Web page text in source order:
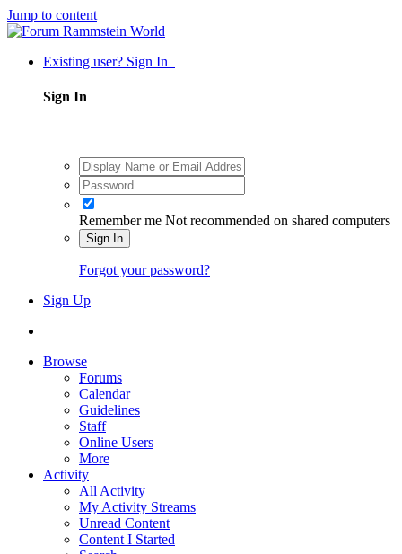
Jump to content
Existing user? Sign In
Sign In
Remember me Not recommended on shared computers
Sign In
Forgot your password?
Sign Up
Browse
Forums
Calendar
Guidelines
Staff
Online Users
More
Activity
All Activity
My Activity Streams
Unread Content
Content I Started